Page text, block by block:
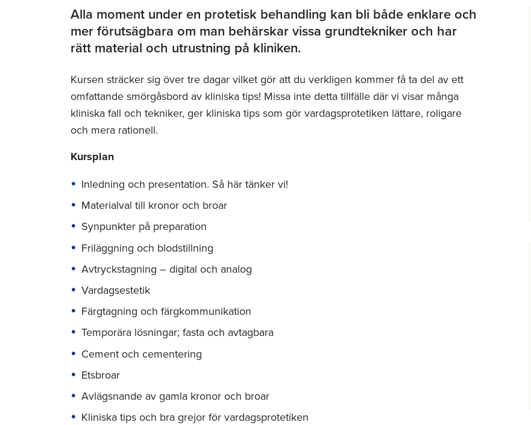
Alla moment under en protetisk behandling kan bli både enklare och
mer förutsägbara om man behärskar vissa grundtekniker och har
rätt material och utrustning på kliniken.
Kursen sträcker sig över tre dagar vilket gör att du verkligen kommer få ta del av ett
omfattande smörgåsbord av kliniska tips! Missa inte detta tillfälle där vi visar många
kliniska fall och tekniker, ger kliniska tips som gör vardagsprotetiken lättare, roligare
och mera rationell.
Kursplan
Inledning och presentation. Så här tänker vi!
Materialval till kronor och broar
Synpunkter på preparation
Friläggning och blodstillning
Avtryckstagning – digital och analog
Vardagsestetik
Färgtagning och färgkommunikation
Temporära lösningar; fasta och avtagbara
Cement och cementering
Etsbroar
Avlägsnande av gamla kronor och broar
Kliniska tips och bra grejor för vardagsprotetiken